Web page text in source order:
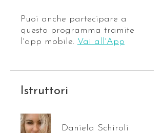
Puoi anche partecipare a
questo programma tramite
l'app mobile. Vai all'App
Istruttori
Daniela Schiroli